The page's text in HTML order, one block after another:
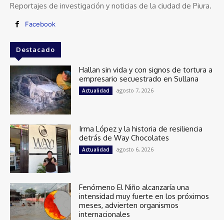
Reportajes de investigación y noticias de la ciudad de Piura.
Facebook
Destacado
Hallan sin vida y con signos de tortura a
empresario secuestrado en Sullana
Actualidad agosto 7, 2026
Irma López y la historia de resiliencia
detrás de Way Chocolates
Actualidad agosto 6, 2026
Fenómeno El Niño alcanzaría una
intensidad muy fuerte en los próximos
meses, advierten organismos
internacionales